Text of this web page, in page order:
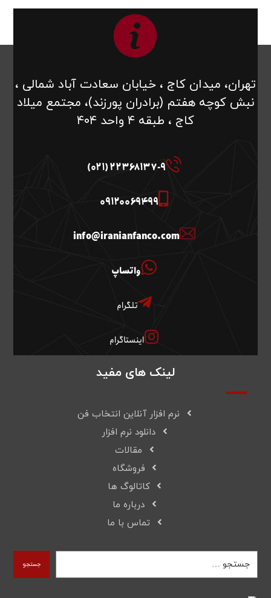
تهران، میدان کاج ، خیابان سعادت آباد شمالی ،
نبش کوچه هفتم (برادران پورزند)، مجتمع میلاد
کاج ، طبقه ۴ واحد ۴۰۴
22368137-9 (021)
09120069499
info@iranianfanco.com
واتساپ
تلگرام
اینستاگرام
لینک های مفید
نرم افزار آنلاین انتخاب فن
دانلود نرم افزار
مقالات
فروشگاه
کاتالوگ ها
درباره ما
تماس با ما
جستجو